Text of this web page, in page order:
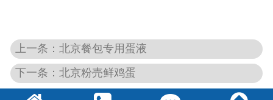
上一条：北京餐包专用蛋液
下一条：北京粉売鲜鸡蛋